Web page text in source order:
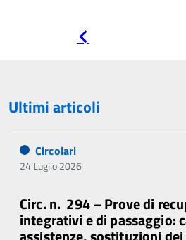
Ultimi articoli
Circolari
24 Luglio 2026
Circ. n. 294 – Prove di
integrativi e di passaggio: